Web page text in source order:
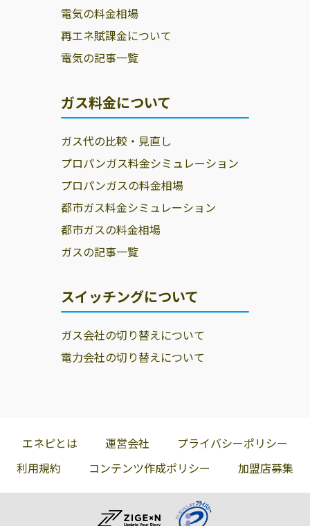
電気の料金相場
再エネ賦課金について
電気の記事一覧
ガス料金について
ガス代の比較・見直し
プロパンガス料金シミュレーション
プロパンガスの料金相場
都市ガス料金シミュレーション
都市ガスの料金相場
ガスの記事一覧
スイッチングについて
ガス会社の切り替えについて
電力会社の切り替えについて
エネピとは 運営会社
プライバシーポリシー
利用規約
コンテンツ作成ポリシー 加盟店募集